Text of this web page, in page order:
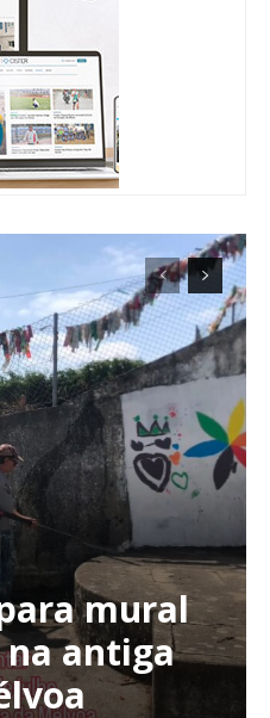
e ajude-nos a manter este serviço
mural
antiga